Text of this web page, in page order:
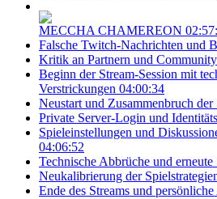
MECCHA CHAMEREON
Falsche Twitch-Nachrichten und
Kritik an Partnern und
Beginn der Stream-Session mit
Verstrickungen 04:00:34
Neustart und Zusammenbruch
Private Server-Login und
Spieleinstellungen und
04:06:52
Technische Abbrüche und erneute
Neukalibrierung der
Ende des Streams und